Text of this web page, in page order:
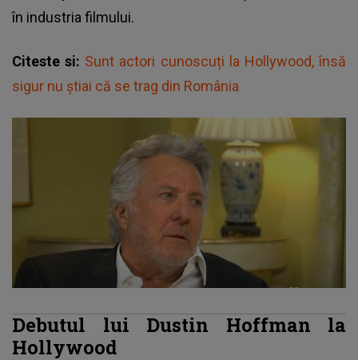
în industria filmului.
Citeste si: Sunt actori cunoscuți la Hollywood, însă
sigur nu știai că se trag din România
Debutul lui Dustin Hoffman la
Hollywood